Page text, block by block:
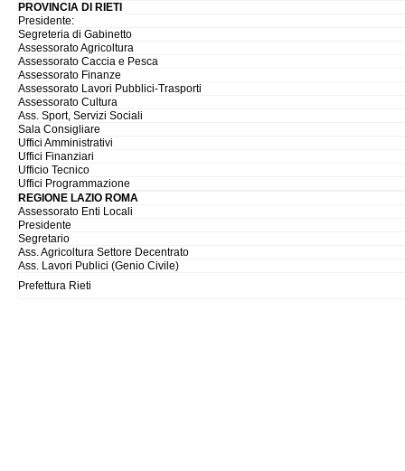
PROVINCIA DI RIETI
Presidente:
Segreteria di Gabinetto
Assessorato Agricoltura
Assessorato Caccia e Pesca
Assessorato Finanze
Assessorato Lavori Pubblici-Trasporti
Assessorato Cultura
Ass. Sport, Servizi Sociali
Sala Consigliare
Uffici Amministrativi
Uffici Finanziari
Ufficio Tecnico
Uffici Programmazione
REGIONE LAZIO ROMA
Assessorato Enti Locali
Presidente
Segretario
Ass. Agricoltura Settore Decentrato
Ass. Lavori Publici (Genio Civile)
Prefettura Rieti